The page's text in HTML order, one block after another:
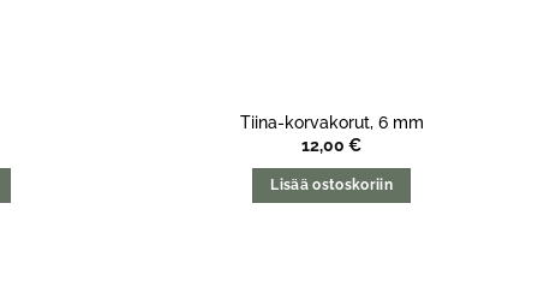
Tiina-korvakorut, 6 mm
12,00€
Lisää ostoskoriin